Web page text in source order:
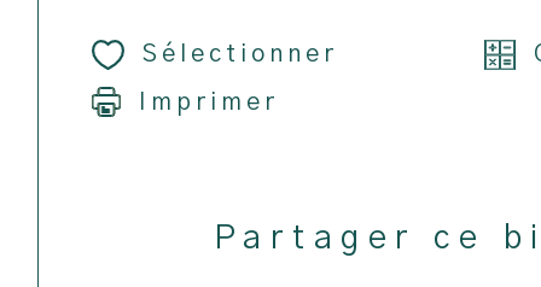
Sélectionner
Imprimer
Partager ce